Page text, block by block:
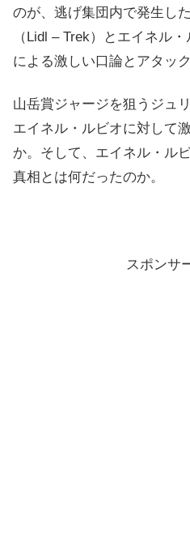
のが、逃げ集団内で発生し
（Lidl – Trek）とエイネル
による激しい口論とアタック
山岳賞ジャージを狙うジュ
エイネル・ルビオに対して
か。そして、エイネル・ル
真相とは何だったのか。
スポンサ